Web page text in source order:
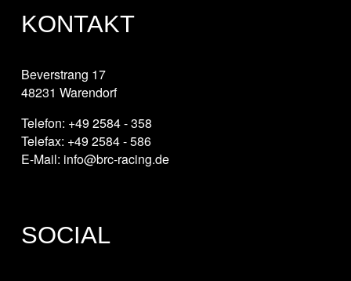
KONTAKT
Beverstrang 17
48231 Warendorf
Telefon: +49 2584 - 358
Telefax: +49 2584 - 586
E-Mail: info@brc-racing.de
SOCIAL